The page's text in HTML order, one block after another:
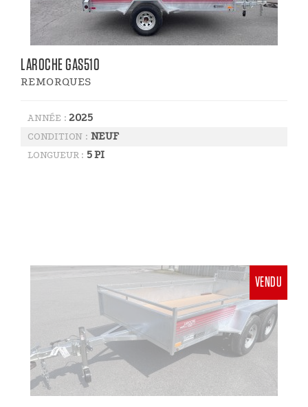
LAROCHE GAS510
REMORQUES
ANNÉE :2025
CONDITION : NEUF
LONGUEUR : 5 PI
VENDU